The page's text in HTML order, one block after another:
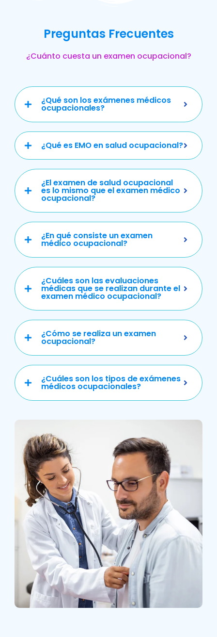
Preguntas Frecuentes
¿Cuánto cuesta un examen ocupacional?
¿Qué son los exámenes médicos
ocupacionales?
¿Qué es EMO en salud ocupacional?
¿El examen de salud ocupacional
es lo mismo que el examen médico
ocupacional?
¿En qué consiste un examen
médico ocupacional?
¿Cuáles son las evaluaciones
médicas que se realizan durante el
examen médico ocupacional?
¿Cómo se realiza un examen
ocupacional?
¿Cuáles son los tipos de exámenes
médicos ocupacionales?